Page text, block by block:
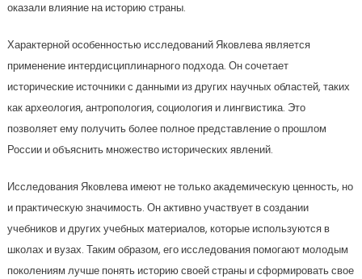
оказали влияние на историю страны.
Характерной особенностью исследований Яковлева является
применение интердисциплинарного подхода. Он сочетает
исторические источники с данными из других научных областей, таких
как археология, антропология, социология и лингвистика. Это
позволяет ему получить более полное представление о прошлом
России и объяснить множество исторических явлений.
Исследования Яковлева имеют не только академическую ценность, но
и практическую значимость. Он активно участвует в создании
учебников и других учебных материалов, которые используются в
школах и вузах. Таким образом, его исследования помогают молодым
поколениям лучше понять историю своей страны и сформировать свое